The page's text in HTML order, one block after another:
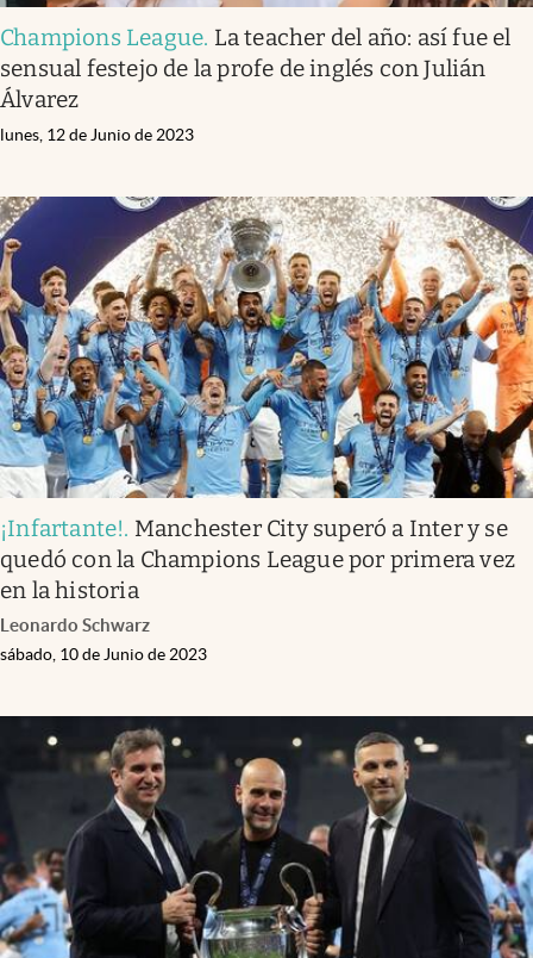
Champions League. La teacher del año: así fue el
sensual festejo de la profe de inglés con Julián
Álvarez
lunes, 12 de Junio de 2023
¡Infartante!. Manchester City superó a Inter y se
quedó con la Champions League por primera vez
en la historia
Leonardo Schwarz
sábado, 10 de Junio de 2023